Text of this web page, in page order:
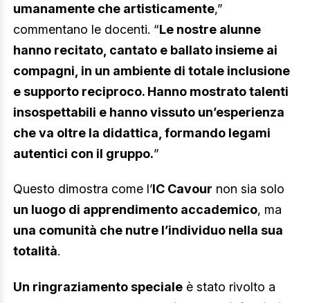
umanamente che artisticamente,”
commentano le docenti. “Le nostre alunne
hanno recitato, cantato e ballato insieme ai
compagni, in un ambiente di totale inclusione
e supporto reciproco. Hanno mostrato talenti
insospettabili e hanno vissuto un’esperienza
che va oltre la didattica, formando legami
autentici con il gruppo.”
Questo dimostra come l’IC Cavour non sia solo
un luogo di apprendimento accademico, ma
una comunità che nutre l’individuo nella sua
totalità.
Un ringraziamento speciale è stato rivolto a